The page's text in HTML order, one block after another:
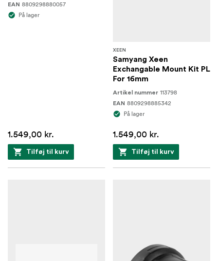
EAN 8809298880057
På lager
1.549,00 kr.
Tilføj til kurv
XEEN
Samyang Xeen
Exchangable Mount Kit PL
For 16mm
Artikel nummer 113798
EAN 8809298885342
På lager
1.549,00 kr.
Tilføj til kurv